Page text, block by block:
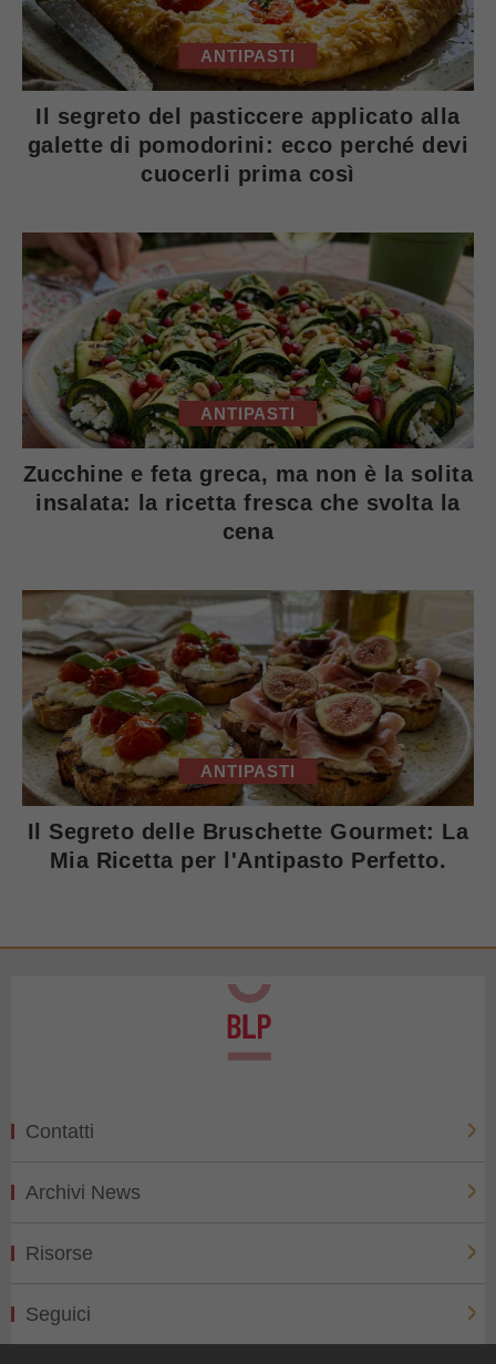
ANTIPASTI
Il segreto del pasticcere applicato alla
galette di pomodorini: ecco perché devi
cuocerli prima così
ANTIPASTI
Zucchine e feta greca, ma non è la solita
insalata: la ricetta fresca che svolta la
cena
ANTIPASTI
Il Segreto delle Bruschette Gourmet: La
Mia Ricetta per l'Antipasto Perfetto.
Contatti
Archivi News
Risorse
Seguici